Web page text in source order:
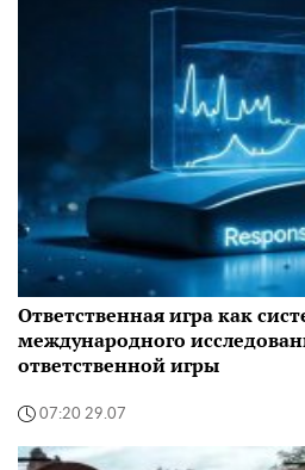
Ответственная игра как
международного
ответственной игры
07:20 29.07